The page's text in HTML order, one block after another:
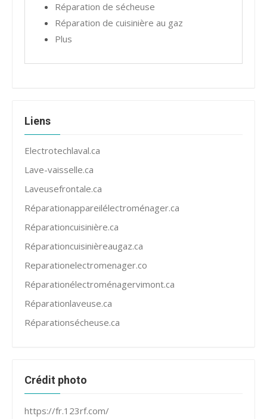
Réparation de sécheuse
Réparation de cuisinière au gaz
Plus
Liens
Electrotechlaval.ca
Lave-vaisselle.ca
Laveusefrontale.ca
Réparationappareilélectroménager.ca
Réparationcuisinière.ca
Réparationcuisinièreaugaz.ca
Reparationelectromenager.co
Réparationélectroménagervimont.ca
Réparationlaveuse.ca
Réparationsécheuse.ca
Crédit photo
https://fr.123rf.com/